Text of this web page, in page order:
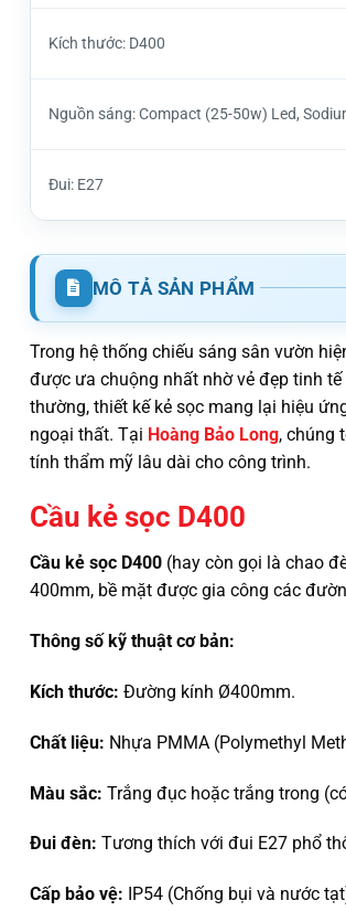
Kích thước: D400
Nguồn sáng: Compact (25-50w) Led,
Đui: E27
MÔ TẢ SẢN PHẨM
Trong hệ thống chiếu sáng sân vườn
được ưa chuộng nhất nhờ vẻ đẹp tinh
thường, thiết kế kẻ sọc mang lại hiệu
ngoại thất. Tại Hoàng Bảo Long, chúng
tính thẩm mỹ lâu dài cho công trình.
Cầu kẻ sọc D400
Cầu kẻ sọc D400 (hay còn gọi là chao
400mm, bề mặt được gia công các
Thông số kỹ thuật cơ bản:
Kích thước: Đường kính Ø400mm.
Chất liệu: Nhựa PMMA (Polymethyl
Màu sắc: Trắng đục hoặc trắng trong
Đui đèn: Tương thích với đui E27 phổ
Cấp bảo vệ: IP54 (Chống bụi và nước